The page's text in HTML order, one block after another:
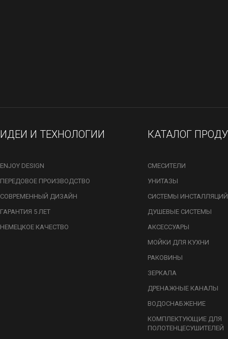
ИДЕИ И ТЕХНОЛОГИИ
ENJOY DESIGN
ПЕРЕДОВОЕ ПРОИЗВОДСТВО
СОВРЕМЕННЫЙ ДИЗАЙН
ГАРАНТИЯ 5 ЛЕТ
НЕМЕЦКОЕ КАЧЕСТВО
КАТАЛОГ
СМЕСИТЕЛИ
УНИТАЗЫ
СИСТЕМЫ ИНСТАЛЛЯЦИЙ
ДУШЕВЫЕ СИСТЕМЫ
АКСЕССУАРЫ
МОЙКИ ДЛЯ КУХНИ
РАКОВИНЫ
ЗЕРКАЛА
ДРЕНАЖНЫЕ КАНАЛЫ
ВОДОСНАБЖЕНИЕ
КОМПЛЕКТУЮЩИЕ ДЛЯ
ПОЛОТЕНЦЕСУШИТЕЛЕЙ